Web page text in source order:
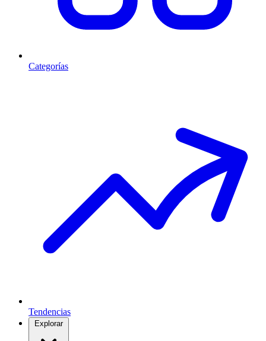
Categorías
Tendencias
Explorar